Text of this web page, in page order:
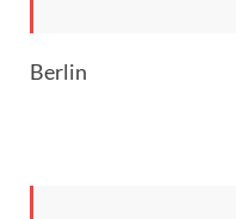
Berlin